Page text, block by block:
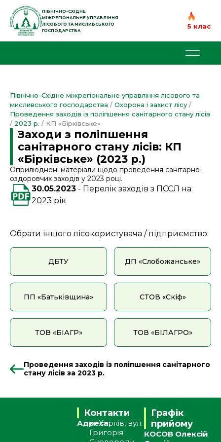
Перейти
вмісту
ПІВНІЧНО-СХІДНЕ
МІЖРЕГІОНАЛЬНЕ УПРАВЛІННЯ
ЛІСОВОГО ТА МИСЛИВСЬКОГО
ГОСПОДАРСТВА
5 клас
Північно-Східне міжрегіональне управління лісового та
мисливського господарства / Охорона і захист лісу/
Проведення заходів із поліпшення санітарного стану лісів
/ 2023 р. / КП «Бірківське»
Заходи з поліпшення
санітарного стану лісів: КП
«Бірківське» (2023 р.)
Оприлюднені матеріали щодо проведення санітарно-
оздоровчих заходів у 2023 році.
30.05.2023
Перелік заходів з ПССЛ на
2023 рік
Обрати іншого лісокористувача / підприємство:
ДБТУ ДП «Слобожанське»
ПП «Батьківщина» СТОВ «Скіф»
ТОВ «БІАГР» ТОВ «БІЛАГРО»
Проведення заходів із поліпшення санітарного
стану лісів за 2023 р.
Контакти
Адреса:
м. Харків, вул.
Григорія
Графік
прийому
КОСОВ Олексій